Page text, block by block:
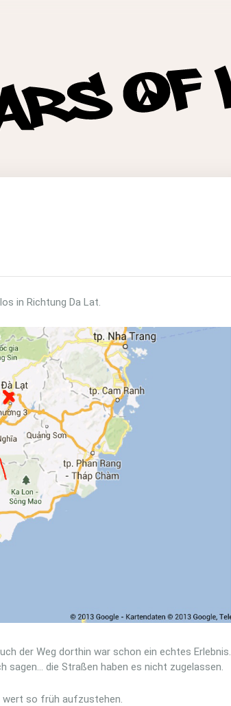
in Richtung Da Lat.
der Weg dorthin war schon ein echtes Erlebnis.
sagen… die Straßen haben es nicht zugelassen.
wert so früh aufzustehen.